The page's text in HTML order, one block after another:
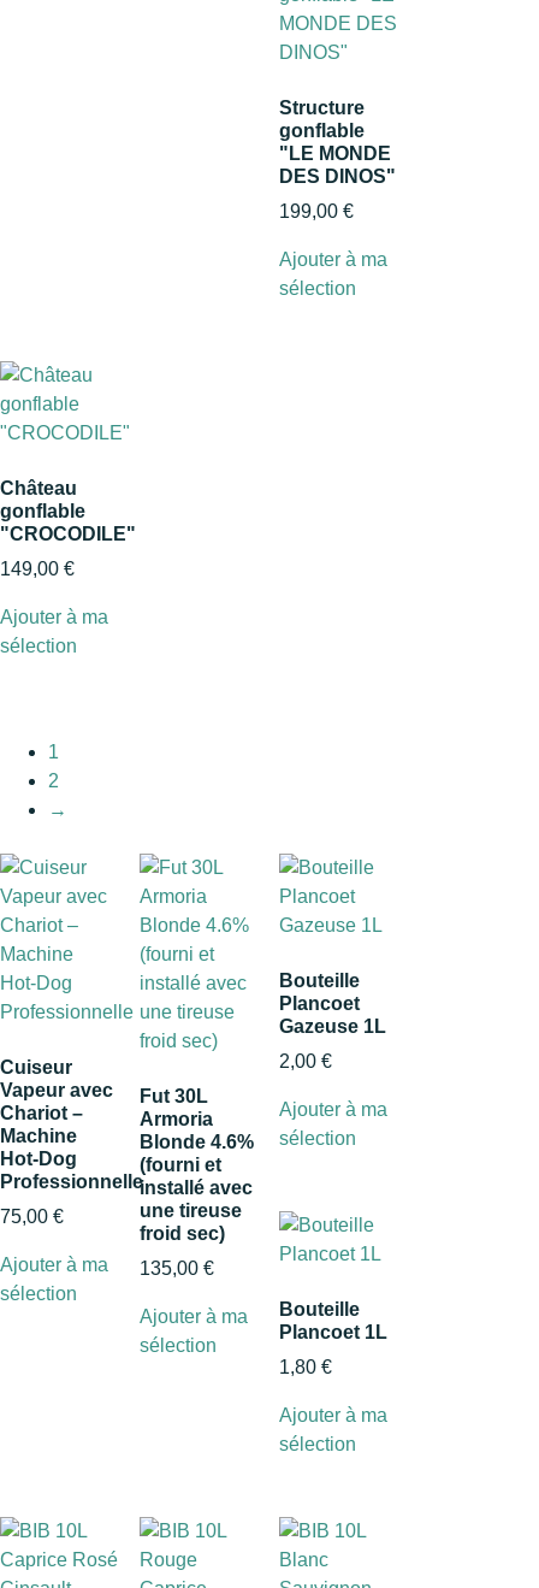
Structure
gonflable
"LE MONDE
DES DINOS"
199,00 €
Ajouter à ma
sélection
Château
gonflable
"CROCODILE"
149,00 €
Ajouter à ma
sélection
1
2
→
Cuiseur
Vapeur avec
Chariot –
Machine
Hot‑Dog
Professionnelle
75,00 €
Ajouter à ma
sélection
Fut 30L
Armoria
Blonde 4.6%
(fourni et
installé avec
une tireuse
froid sec)
135,00 €
Ajouter à ma
sélection
Bouteille
Plancoet
Gazeuse 1L
2,00 €
Ajouter à ma
sélection
Bouteille
Plancoet 1L
1,80 €
Ajouter à ma
sélection